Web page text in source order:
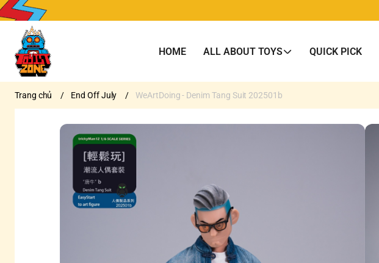
HOME ALL ABOUT TOYS QUICK PICK
Trang chủ / End Off July / WeArtDoing - Denim Tang Suit 202501b